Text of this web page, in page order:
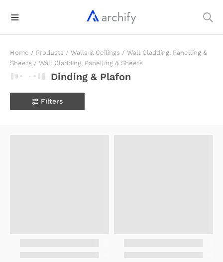
Home / Products / Walls & Ceilings / Wall Cladding, Panelling &
Sheets / Wall Cladding, Panelling & Sheets
Dinding & Plafon
Filters